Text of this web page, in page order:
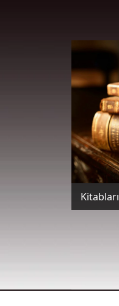
Kitabları